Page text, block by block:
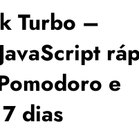
Turbo –
e
dias